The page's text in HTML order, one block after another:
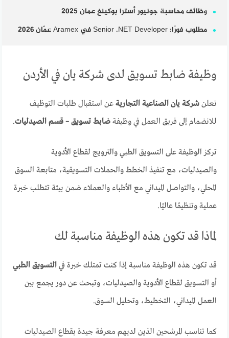
وظائف محاسبة جونيور أسترا بوكينغ عمان 2025
مطلوب فورًا: Senior .NET Developer في Aramex عمّان 2026
وظيفة ضابط تسويق لدى شركة يان في الأردن
تعلنشركة يان الصناعية التجارية عن استقبال طلبات التوظيف
للانضمام إلى فريق العمل في وظيفةضابط تسويق – قسم الصيدليات.
تركز الوظيفة على التسويق الطبي والترويج لقطاع الأدوية
والصيدليات، مع تنفيذ الخطط والحملات التسويقية، متابعة السوق
المحلي، والتواصل الميداني مع الأطباء والعملاء ضمن بيئة تتطلب خبرة
عملية وتنظيمًا عاليًا.
لماذا قد تكون هذه الوظيفة مناسبة لك
قد تكون هذه الوظيفة مناسبة إذا كنت تمتلك خبرة فيالتسويق الطبي
أو التسويق لقطاع الأدوية والصيدليات، وتبحث عن دور يجمع بين
العمل الميداني، التخطيط، وتحليل السوق.
كما تناسب المرشحين الذين لديهم معرفة جيدة بقطاع الصيدليات